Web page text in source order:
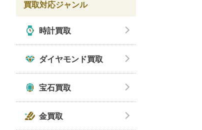
買取対応ジャンル
時計買取
ダイヤモンド買取
宝石買取
金買取